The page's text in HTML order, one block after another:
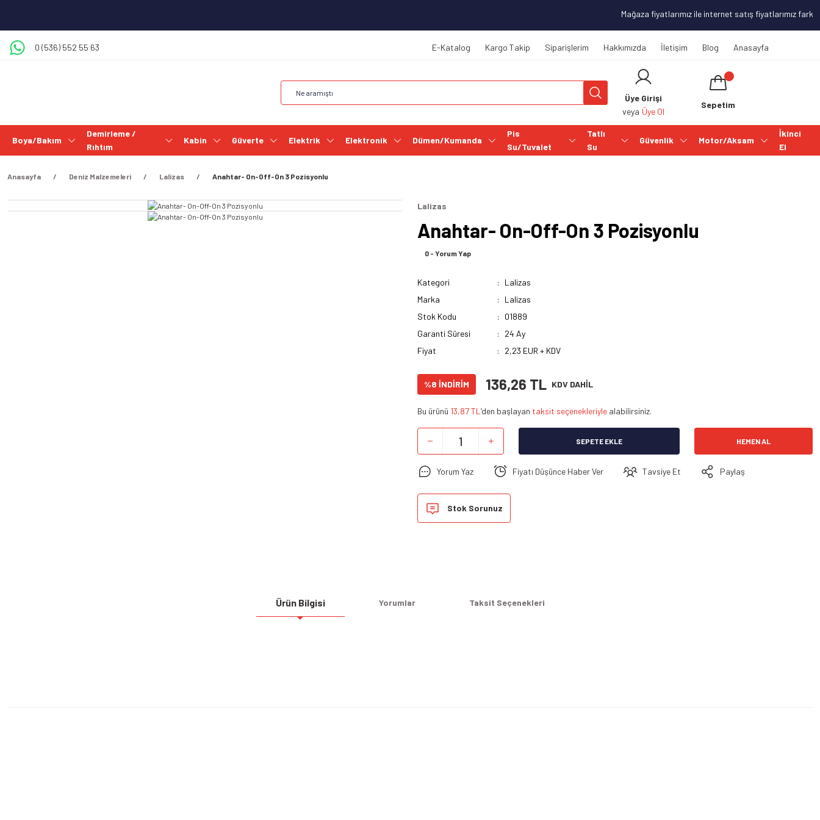
Mağaza fiyatlarımız ile internet satış fiyatlarımız
0 (536) 552 55 63 E-Katalog Kargo Takip Siparişlerim Hakkımızda İletişim Blog Anasayfa
Üye Girişi
veya Üye Ol
Sepetim
Boya/Bakım
Demirleme /
Rıhtım
Kabin Güverte Elektrik Elektronik Dümen/Kumanda
Pis
Su/Tuvalet
Tatlı
Su
Güvenlik Motor/Aksam
İkinci
El
Anasayfa Deniz Malzemeleri Lalizas Anahtar- On-Off-On 3 Pozisyonlu
Lalizas
Anahtar- On-Off-On 3 Pozisyonlu
0 - Yorum Yap
Kategori
Lalizas
Marka
Lalizas
Stok Kodu
01889
Garanti Süresi
24 Ay
Fiyat
2,23 EUR + KDV
%8 İNDİRİM 136,26 TL KDV DAHİL
Bu ürünü 13,87 TL ’den başlayan taksit seçenekleriyle alabilirsiniz.
SEPETE EKLE HEMEN AL
Yorum Yaz Fiyatı Düşünce Haber Ver Tavsiye Et Paylaş
Stok Sorunuz
Ürün Bilgisi Yorumlar Taksit Seçenekleri